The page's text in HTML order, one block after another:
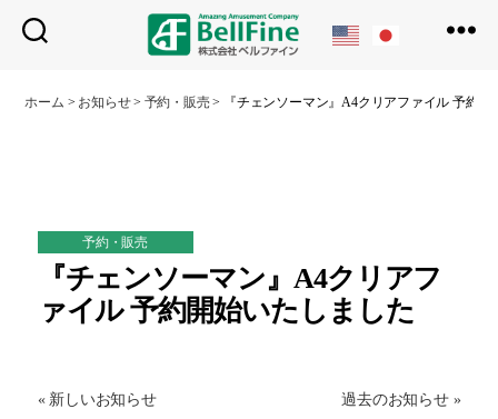
フ
ホーム > お知らせ> 予約・販売> 『チェンソーマン』A4クリアファイル 予約
予約・販売
『チェンソーマン』A4クリアフ
ァイル 予約開始いたしました
« 新しいお知らせ 過去のお知らせ »